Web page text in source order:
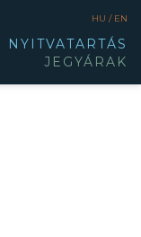
HU / EN
NYITVATARTÁS
JEGYÁRAK